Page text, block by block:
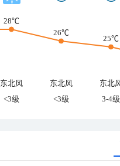
28℃
26℃
25℃
东北风 东北风
东北
<3级 <3级 3-4级